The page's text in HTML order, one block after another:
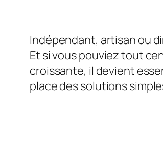
Indépendant, artisan ou
Et si vous pouviez tout
croissante, il devient
place des solutions